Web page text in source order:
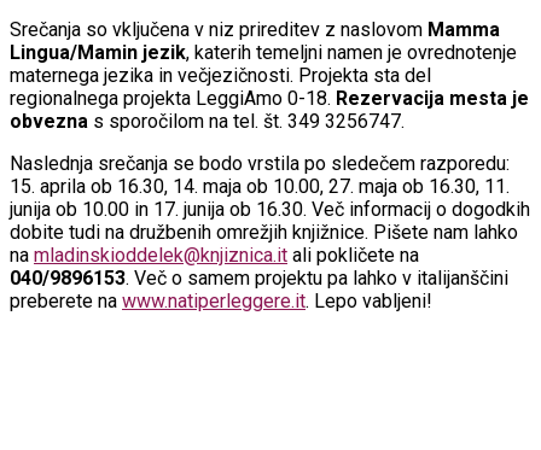
Srečanja so vključena v niz prireditev z naslovom Mamma
Lingua/Mamin jezik, katerih temeljni namen je ovrednotenje
maternega jezika in večjezičnosti. Projekta sta del
regionalnega projekta LeggiAmo 0-18. Rezervacija mesta je
obvezna s sporočilom na tel. št. 349 3256747.
Naslednja srečanja se bodo vrstila po sledečem razporedu:
15. aprila ob 16.30, 14. maja ob 10.00, 27. maja ob 16.30, 11.
junija ob 10.00 in 17. junija ob 16.30. Več informacij o dogodkih
dobite tudi na družbenih omrežjih knjižnice. Pišete nam lahko
na mladinskioddelek@knjiznica.it ali pokličete na
040/9896153. Več o samem projektu pa lahko v italijanščini
preberete na www.natiperleggere.it. Lepo vabljeni!